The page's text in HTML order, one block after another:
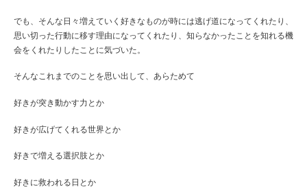
でも、そんな日々増えていく好きなものが時には逃げ道になってくれたり、
思い切った行動に移す理由になってくれたり、知らなかったことを知れる機
会をくれたりしたことに気づいた。
そんなこれまでのことを思い出して、あらためて
好きが突き動かす力とか
好きが広げてくれる世界とか
好きで増える選択肢とか
好きに救われる日とか